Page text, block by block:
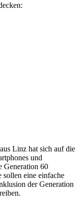
aus Linz hat sich auf die
und
Generation 60
sollen eine einfache
der Generation